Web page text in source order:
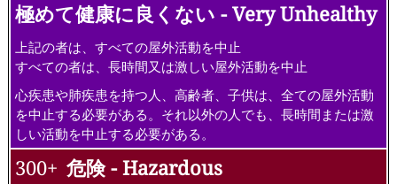
極めて健康に良くない - Very Unhealthy
上記の者は、すべての屋外活動を中止
すべての者は、長時間又は激しい屋外活動を中止
心疾患や肺疾患を持つ人、高齢者、子供は、全ての屋外活動
を中止する必要がある。それ以外の人でも、長時間または激
しい活動を中止する必要がある。
300+ 危険 - Hazardous